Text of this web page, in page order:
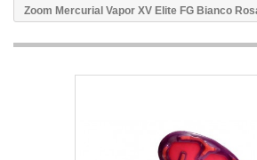
Zoom Mercurial Vapor XV Elite FG Bianco